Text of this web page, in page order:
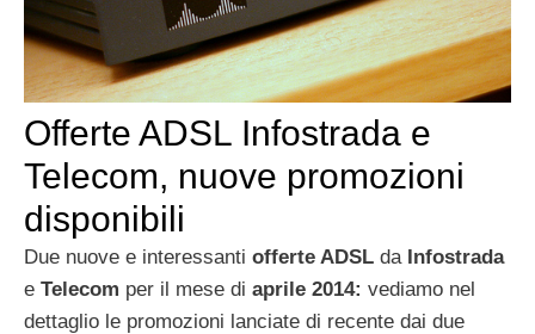
Offerte ADSL Infostrada e
Telecom, nuove promozioni
disponibili
Due nuove e interessanti offerte ADSL da Infostrada
e Telecom per il mese di aprile 2014: vediamo nel
dettaglio le promozioni lanciate di recente dai due